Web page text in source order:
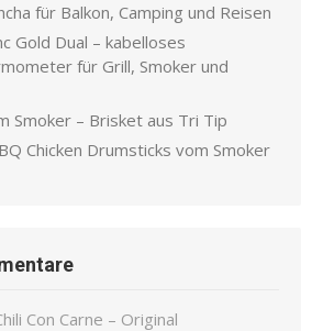
für Balkon, Camping und Reisen
Gold Dual – kabelloses
für Grill, Smoker und
Smoker – Brisket aus Tri Tip
Chicken Drumsticks vom Smoker
Con Carne – Original